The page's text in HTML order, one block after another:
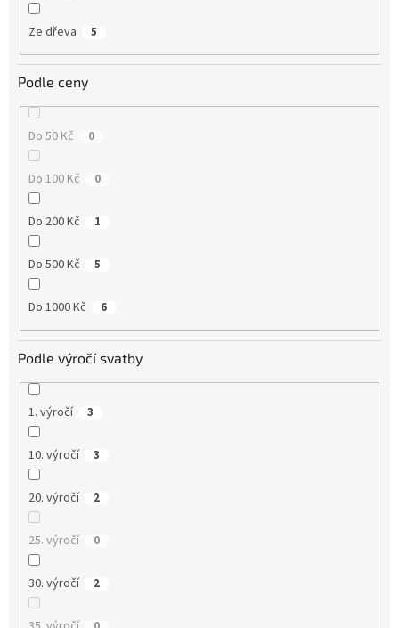
Ze dřeva 5
Podle ceny
Do 50 Kč 0
Do 100 Kč 0
Do 200 Kč 1
Do 500 Kč 5
Do 1000 Kč 6
Podle výročí svatby
1. výročí 3
10. výročí 3
20. výročí 2
25. výročí 0
30. výročí 2